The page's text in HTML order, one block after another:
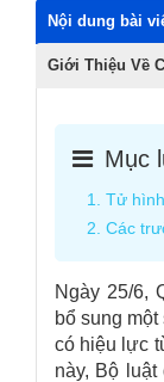
Nội dung bài
Giới Thiệu Về
Mục
1. Tử
2. Các
Ngày 25/6,
bổ sung
có hiệu lực
này, Bộ